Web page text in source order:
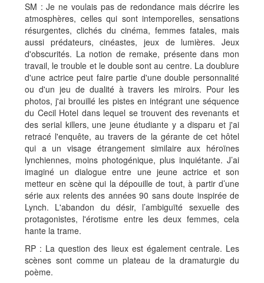
SM : Je ne voulais pas de redondance mais décrire les
atmosphères, celles qui sont intemporelles, sensations
résurgentes, clichés du cinéma, femmes fatales, mais
aussi prédateurs, cinéastes, jeux de lumières. Jeux
d'obscurités. La notion de remake, présente dans mon
travail, le trouble et le double sont au centre. La doublure
d'une actrice peut faire partie d'une double personnalité
ou d'un jeu de dualité à travers les miroirs. Pour les
photos, j'ai brouillé les pistes en intégrant une séquence
du Cecil Hotel dans lequel se trouvent des revenants et
des serial killers, une jeune étudiante y a disparu et j'ai
retracé l'enquête, au travers de la gérante de cet hôtel
qui a un visage étrangement similaire aux héroïnes
lynchiennes, moins photogénique, plus inquiétante. J’ai
imaginé un dialogue entre une jeune actrice et son
metteur en scène qui la dépouille de tout, à partir d’une
série aux relents des années 90 sans doute inspirée de
Lynch. L'abandon du désir, l’ambiguïté sexuelle des
protagonistes, l'érotisme entre les deux femmes, cela
hante la trame.
RP : La question des lieux est également centrale. Les
scènes sont comme un plateau de la dramaturgie du
poème.